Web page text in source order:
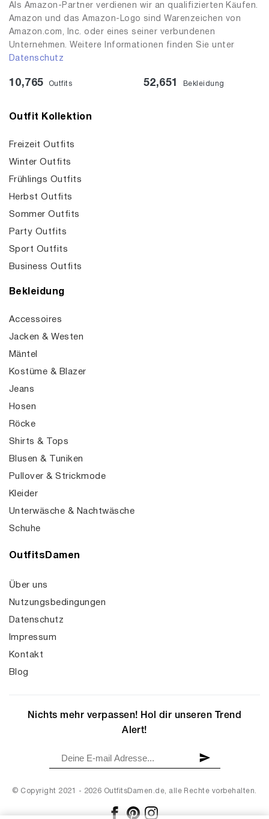
Als Amazon-Partner verdienen wir an qualifizierten Käufen.
Amazon und das Amazon-Logo sind Warenzeichen von
Amazon.com, Inc. oder eines seiner verbundenen
Unternehmen. Weitere Informationen finden Sie unter
Datenschutz
10,765 Outfits 52,651 Bekleidung
Outfit Kollektion
Freizeit Outfits
Winter Outfits
Frühlings Outfits
Herbst Outfits
Sommer Outfits
Party Outfits
Sport Outfits
Business Outfits
Bekleidung
Accessoires
Jacken & Westen
Mäntel
Kostüme & Blazer
Jeans
Hosen
Röcke
Shirts & Tops
Blusen & Tuniken
Pullover & Strickmode
Kleider
Unterwäsche & Nachtwäsche
Schuhe
OutfitsDamen
Über uns
Nutzungsbedingungen
Datenschutz
Impressum
Kontakt
Blog
© Copyright 2021 - 2026 OutfitsDamen.de, alle Rechte vorbehalten.
Nichts mehr verpassen! Hol dir unseren Trend
Alert!